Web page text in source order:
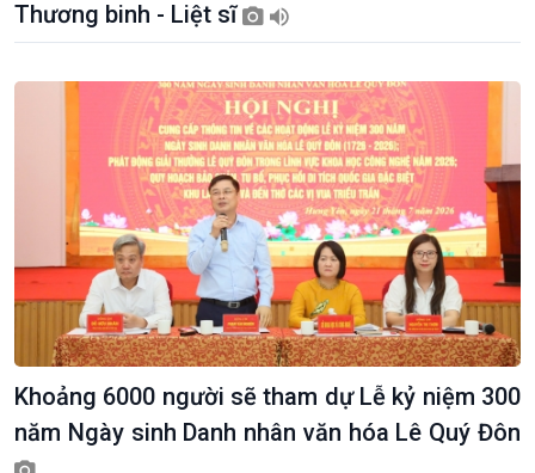
Thương binh - Liệt sĩ
Khoảng 6000 người sẽ tham dự Lễ kỷ niệm 300
năm Ngày sinh Danh nhân văn hóa Lê Quý Đôn